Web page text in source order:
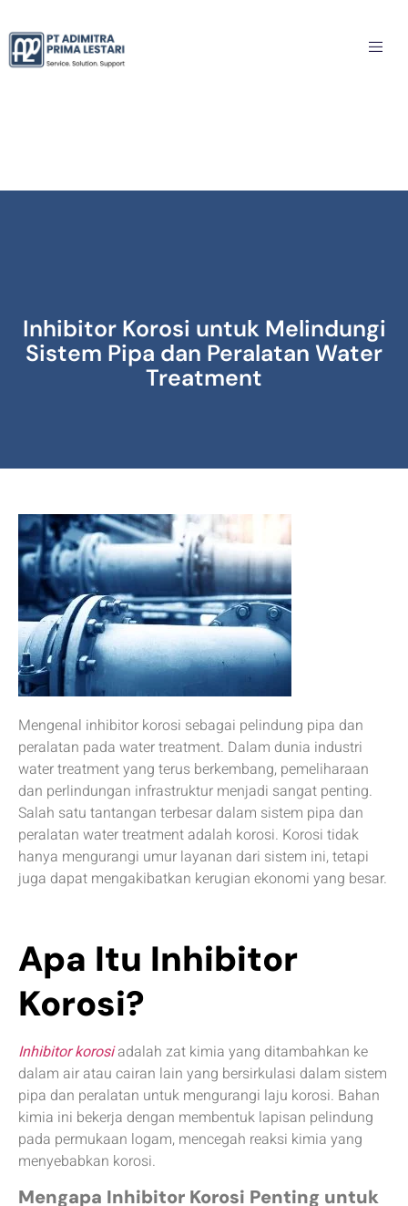
Inhibitor Korosi untuk Melindungi
Sistem Pipa dan Peralatan Water
Treatment
Mengenal inhibitor korosi sebagai pelindung pipa dan
peralatan pada water treatment. Dalam dunia industri
water treatment yang terus berkembang, pemeliharaan
dan perlindungan infrastruktur menjadi sangat penting.
Salah satu tantangan terbesar dalam sistem pipa dan
peralatan water treatment adalah korosi. Korosi tidak
hanya mengurangi umur layanan dari sistem ini, tetapi
juga dapat mengakibatkan kerugian ekonomi yang besar.
Apa Itu Inhibitor
Korosi?
Inhibitor korosiadalah zat kimia yang ditambahkan ke
dalam air atau cairan lain yang bersirkulasi dalam sistem
pipa dan peralatan untuk mengurangi laju korosi. Bahan
kimia ini bekerja dengan membentuk lapisan pelindung
pada permukaan logam, mencegah reaksi kimia yang
menyebabkan korosi.
Mengapa Inhibitor Korosi Penting untuk